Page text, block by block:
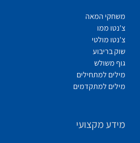
משחקי המאה
צ'נטו ממו
צ'נטו מולטי
שוק בריבוע
גוף משולש
מילים למתחילים
מילים למתקדמים
מידע מקצועי